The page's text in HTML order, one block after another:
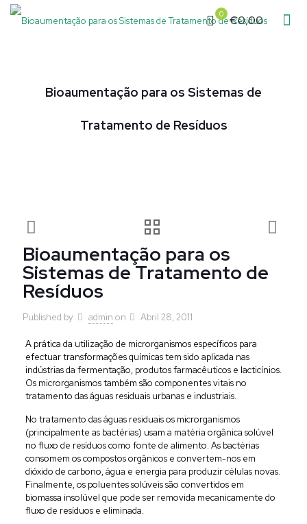
0 €0,00
Bioaumentação para os Sistemas de
Tratamento de Resíduos
Bioaumentação para os
Sistemas de Tratamento de
Resíduos
Published by admin on Abril 28, 2011
A prática da utilização de microrganismos específicos para
efectuar transformações químicas tem sido aplicada nas
indústrias da fermentação, produtos farmacêuticos e lacticínios.
Os microrganismos também são componentes vitais no
tratamento das águas residuais urbanas e industriais.
No tratamento das águas residuais os microrganismos
(principalmente as bactérias) usam a matéria orgânica solúvel
no fluxo de resíduos como fonte de alimento. As bactérias
consomem os compostos orgânicos e convertem-nos em
dióxido de carbono, água e energia para produzir células novas.
Finalmente, os poluentes solúveis são convertidos em
biomassa insolúvel que pode ser removida mecanicamente do
fluxo de resíduos e eliminada.